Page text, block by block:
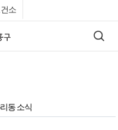
소
검색
동 소식